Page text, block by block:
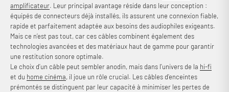
amplificateur. Leur principal avantage réside dans leur conception :
équipés de connecteurs déjà installés, ils assurent une connexion fiable,
rapide et parfaitement adaptée aux besoins des audiophiles exigeants.
Mais ce n’est pas tout, car ces câbles combinent également des
technologies avancées et des matériaux haut de gamme pour garantir
une restitution sonore optimale.
Le choix d’un câble peut sembler anodin, mais dans l’univers de la hi-fi
et du home cinéma, il joue un rôle crucial. Les câbles d’enceintes
prémontés se distinguent par leur capacité à minimiser les pertes de